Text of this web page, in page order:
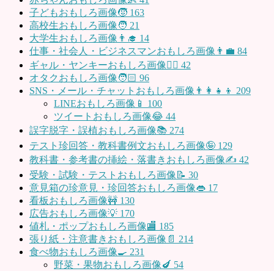
子どもおもしろ画像🧒 163
高校生おもしろ画像🧑 21
大学生おもしろ画像👨‍🎓 14
仕事・社会人・ビジネスマンおもしろ画像👨‍💼 84
ギャル・ヤンキーおもしろ画像👱‍♀️ 42
オタクおもしろ画像🧑🏻 96
SNS・メール・チャットおもしろ画像👨‍👩‍👧‍👦 209
LINEおもしろ画像📱 100
ツイートおもしろ画像😂 44
誤字脱字・誤植おもしろ画像📚 274
テスト珍回答・教科書例文おもしろ画像🤪 129
教科書・参考書の挿絵・落書きおもしろ画像✍️ 42
受験・試験・テストおもしろ画像📝 30
意見箱の珍意見・珍回答おもしろ画像👄 17
看板おもしろ画像🚧 130
広告おもしろ画像💡 170
値札・ポップおもしろ画像🏬 185
張り紙・注意書きおもしろ画像📄 214
食べ物おもしろ画像🍳 231
野菜・果物おもしろ画像🍆 54